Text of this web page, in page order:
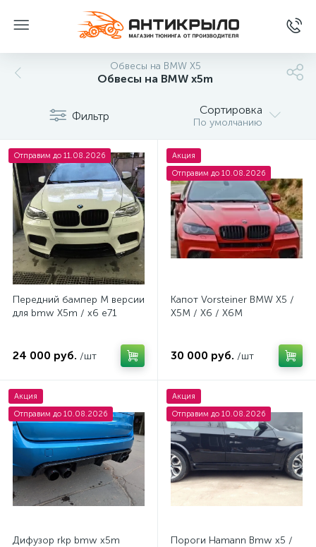
Обвесы на BMW X5
Обвесы на BMW x5m
Фильтр Сортировка
По умолчанию
Отправим до 11.08.2026
Передний бампер М версии
для bmw Х5m / x6 e71
24 000 руб. /шт
Акция
Отправим до 10.08.2026
Капот Vorsteiner BMW X5 /
X5M / X6 / X6M
30 000 руб. /шт
Акция
Отправим до 10.08.2026
Дифузор rkp bmw x5m
Акция
Отправим до 10.08.2026
Пороги Hamann Bmw x5 /